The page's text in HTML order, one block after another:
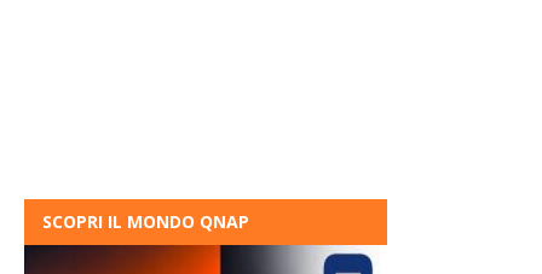
SCOPRI IL MONDO QNAP